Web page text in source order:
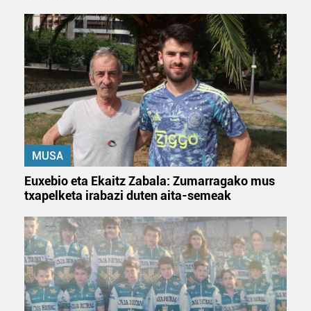
MUSA
Euxebio eta Ekaitz Zabala: Zumarragako mus
txapelketa irabazi duten aita-semeak